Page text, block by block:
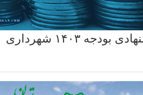
متن کامل لایحه پیشنهادی بودجه ۱۴۰۳ شهرداری